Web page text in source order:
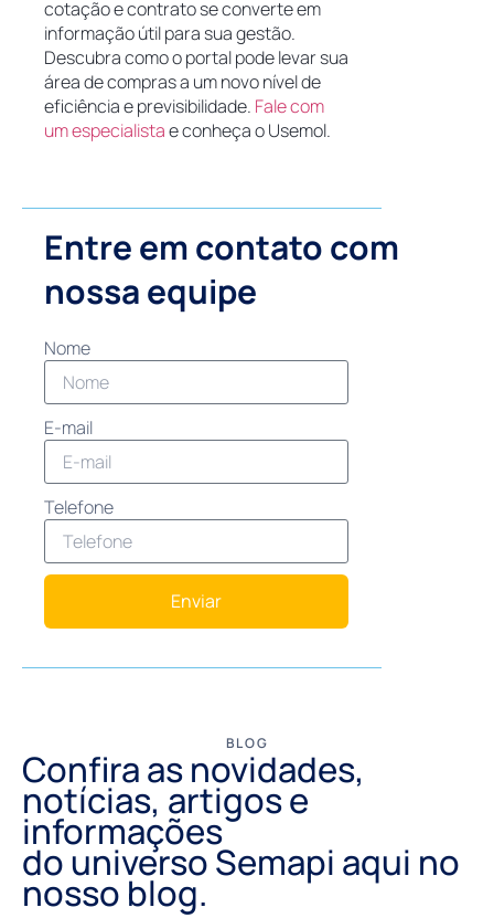
cotação e contrato se converte em
informação útil para sua gestão.
Descubra como o portal pode levar sua
área de compras a um novo nível de
eficiência e previsibilidade. Fale com
um especialistae conheça o Usemol.
Entre em contato com
nossa equipe
Nome
E-mail
Telefone
Enviar
BLOG
Confira as novidades,
notícias, artigos e
informações
do universo Semapi aqui no
nosso blog.